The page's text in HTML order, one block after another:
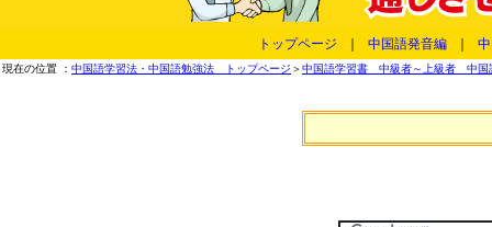
トップページ 中国語発音編
現在の位置 ： 中国語学習法・中国語勉強法 トップページ ＞中国語学習書 中級者～上級者 中国